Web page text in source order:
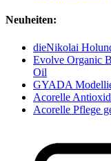
Neuheiten:
dieNikolai
Evolve Organic
Oil
GYADA
Acorelle
Acorelle Pflege